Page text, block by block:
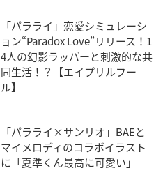
「パラライ」恋愛シミュレーシ
ョン“Paradox Love”リリース！1
4人の幻影ラッパーと刺激的な共
同生活！？【エイプリルフー
ル】
「パラライ×サンリオ」BAEと
マイメロディのコラボイラスト
に「夏準くん最高に可愛い」